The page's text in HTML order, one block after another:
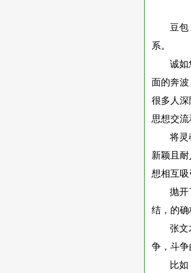
豆
系。
诚如
面的奔
很多人深
思想交
将灵
新颖且
想相互吸
抛开
结，的确
张文
争，斗争
比